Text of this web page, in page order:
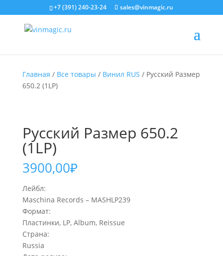
+7 (391) 240-23-24 sales@vinmagic.ru
Главная / Все товары / Винил RUS / Русский Размер
650.2 (1LP)
Русский Размер 650.2
(1LP)
3900,00₽
Лейбл:
Maschina Records – MASHLP239
Формат:
Пластинки, LP, Album, Reissue
Страна:
Russia